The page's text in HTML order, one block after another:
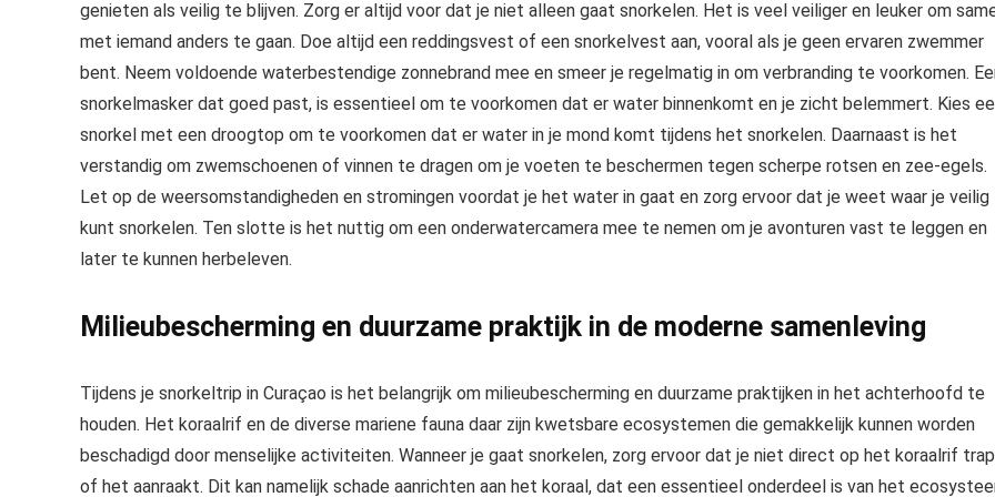
genieten als veilig te blijven. Zorg er altijd voor dat je niet alleen gaat snorkelen. Het is veel veiliger en leuker om
met iemand anders te gaan. Doe altijd een reddingsvest of een snorkelvest aan, vooral als je geen ervaren zwemmer
bent. Neem voldoende waterbestendige zonnebrand mee en smeer je regelmatig in om verbranding te voorkomen.
snorkelmasker dat goed past, is essentieel om te voorkomen dat er water binnenkomt en je zicht belemmert. Kies
snorkel met een droogtop om te voorkomen dat er water in je mond komt tijdens het snorkelen. Daarnaast is het
verstandig om zwemschoenen of vinnen te dragen om je voeten te beschermen tegen scherpe rotsen en zee-egels.
Let op de weersomstandigheden en stromingen voordat je het water in gaat en zorg ervoor dat je weet waar je veilig
kunt snorkelen. Ten slotte is het nuttig om een onderwatercamera mee te nemen om je avonturen vast te leggen en
later te kunnen herbeleven.
Milieubescherming en duurzame praktijk in de moderne samenleving
Tijdens je snorkeltrip in Curaçao is het belangrijk om milieubescherming en duurzame praktijken in het achterhoofd te
houden. Het koraalrif en de diverse mariene fauna daar zijn kwetsbare ecosystemen die gemakkelijk kunnen worden
beschadigd door menselijke activiteiten. Wanneer je gaat snorkelen, zorg ervoor dat je niet direct op het koraalrif
of het aanraakt. Dit kan namelijk schade aanrichten aan het koraal, dat een essentieel onderdeel is van het